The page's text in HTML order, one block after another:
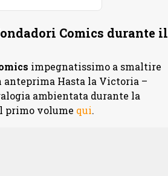
Comics durante il
impegnatissimo a smaltire
Hasta la Victoria –
ambientata durante la
primo volume qui.